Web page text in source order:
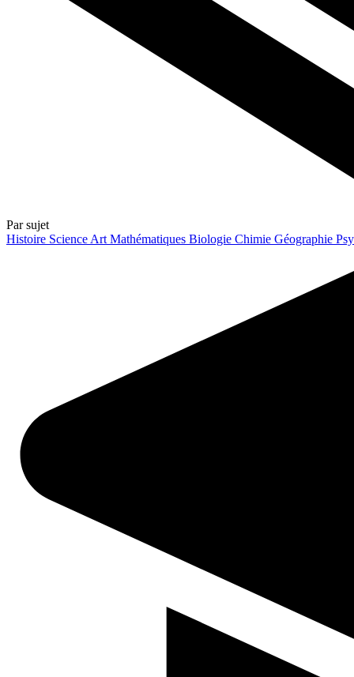
Par sujet
Histoire Science Art Mathématiques Biologie Chimie Géographie